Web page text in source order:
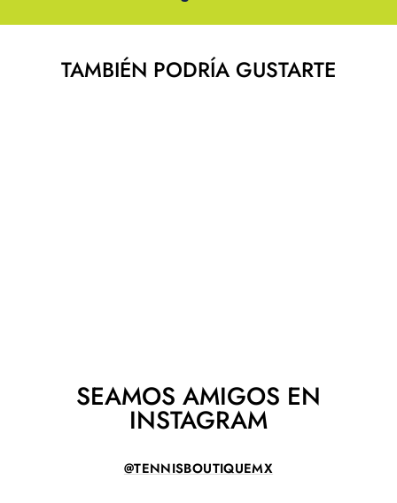
TAMBIÉN PODRÍA GUSTARTE
SEAMOS AMIGOS EN
INSTAGRAM
@TENNISBOUTIQUEMX